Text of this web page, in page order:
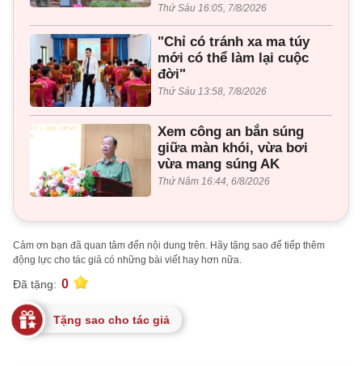
Thứ Sáu 16:05, 7/8/2026
"Chỉ có tránh xa ma túy
mới có thể làm lại cuộc
đời"
Thứ Sáu 13:58, 7/8/2026
Xem công an bắn súng
giữa màn khói, vừa bơi
vừa mang súng AK
Thứ Năm 16:44, 6/8/2026
Cảm ơn bạn đã quan tâm đến nội dung trên. Hãy tặng sao để tiếp thêm
động lực cho tác giả có những bài viết hay hơn nữa.
Đã tặng: 0
Tặng sao cho tác giả